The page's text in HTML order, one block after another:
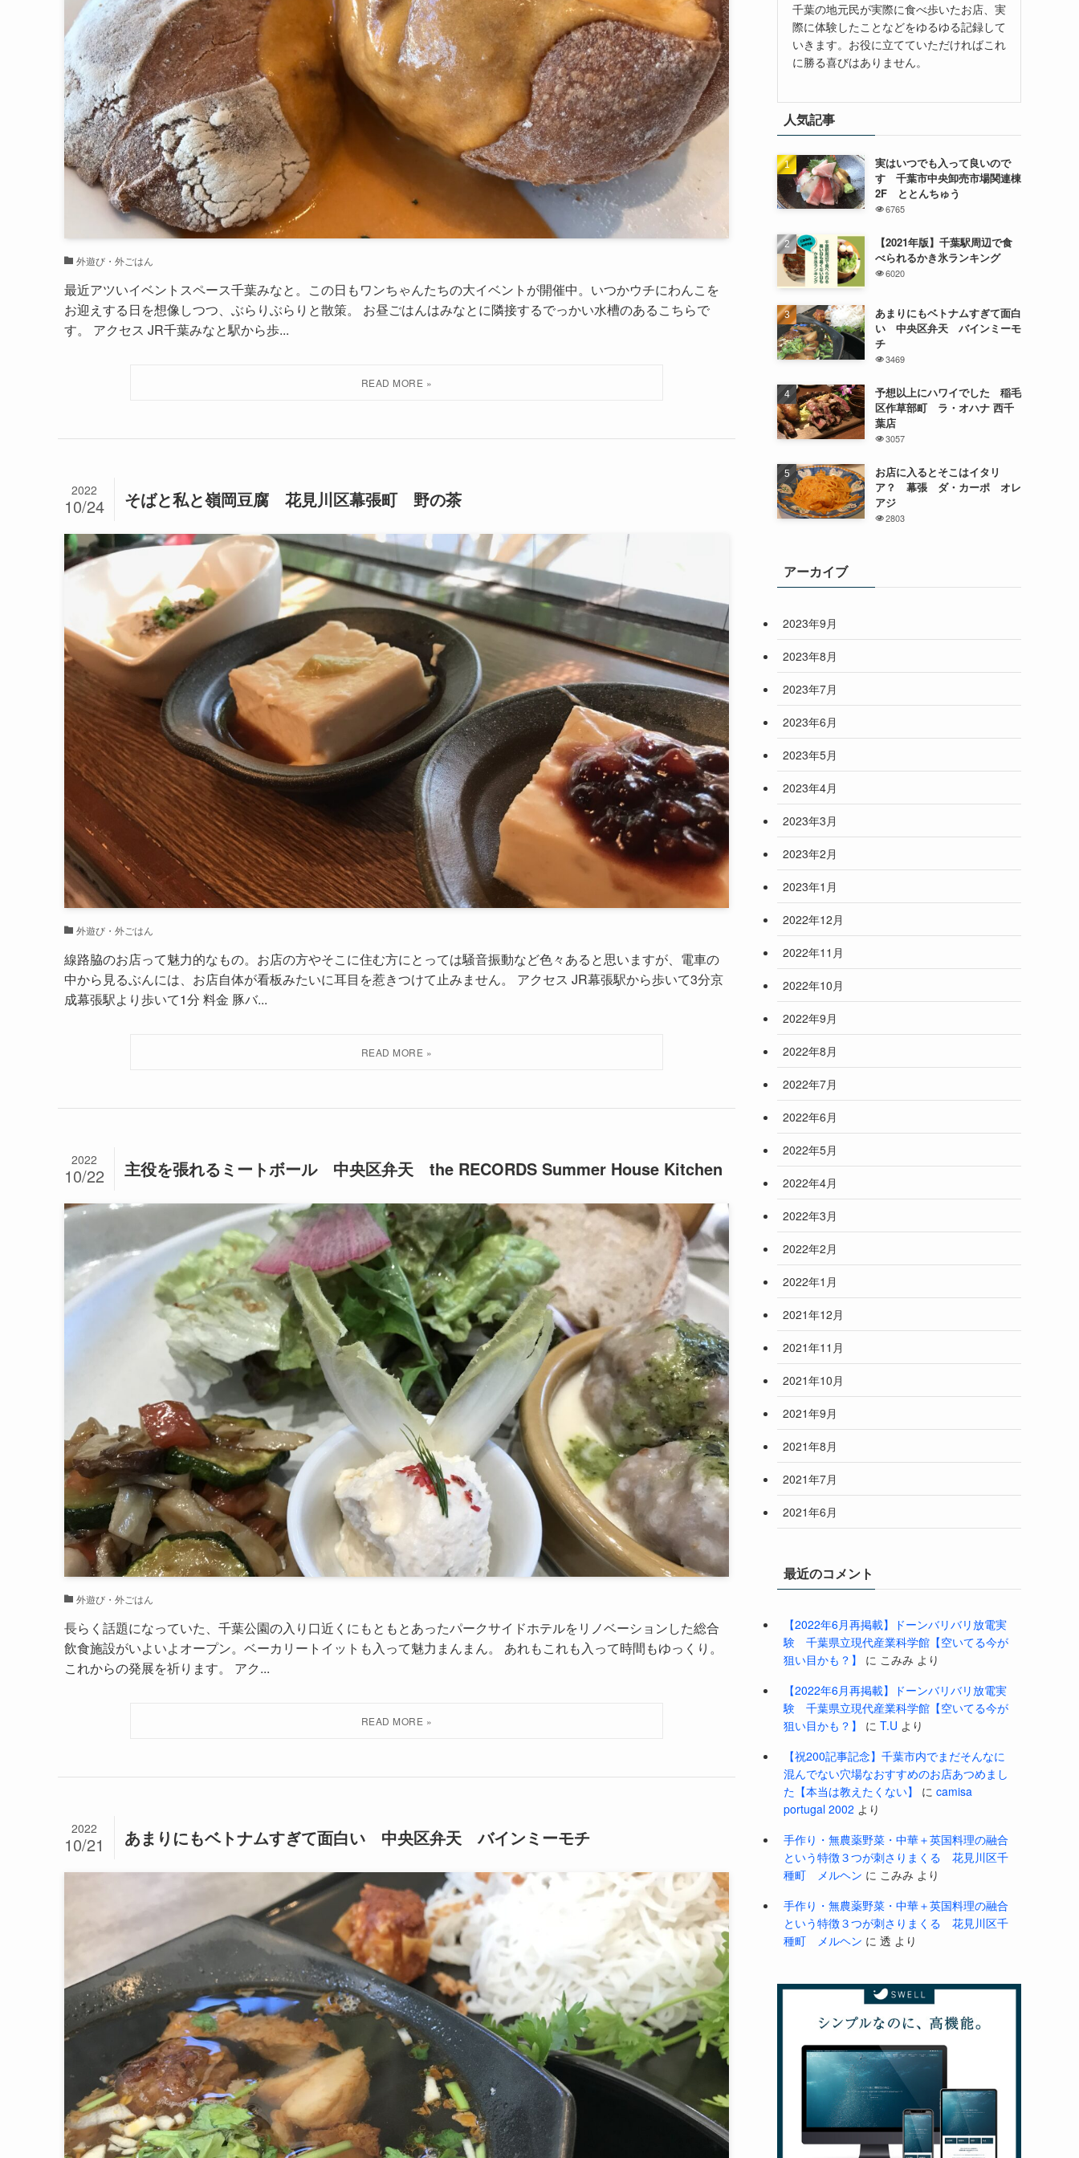
外遊び・外ごはん
最近アツいイベントスペース千葉みなと。この日もワンちゃんたちの大イベントが開催中。いつかウチにわんこを
お迎えする日を想像しつつ、ぶらりぶらりと散策。 お昼ごはんはみなとに隣接するでっかい水槽のあるこちらで
す。 アクセス JR千葉みなと駅から歩...
そばと私と嶺岡豆腐 花見川区幕張町 野の茶
2022
10/24
外遊び・外ごはん
線路脇のお店って魅力的なもの。お店の方やそこに住む方にとっては騒音振動など色々あると思いますが、電車の
中から見るぶんには、お店自体が看板みたいに耳目を惹きつけて止みません。 アクセス JR幕張駅から歩いて3分京
成幕張駅より歩いて1分 料金 豚バ...
主役を張れるミートボール 中央区弁天 the RECORDS Summer House Kitchen
2022
10/22
外遊び・外ごはん
長らく話題になっていた、千葉公園の入り口近くにもともとあったパークサイドホテルをリノベーションした総合
飲食施設がいよいよオープン。ベーカリートイットも入って魅力まんまん。 あれもこれも入って時間もゆっくり。
これからの発展を祈ります。 アク...
あまりにもベトナムすぎて面白い 中央区弁天 バインミーモチ
2022
10/21
千葉の地元民が実際に食べ歩いたお店、実
際に体験したことなどをゆるゆる記録して
いきます。お役に立てていただければこれ
に勝る喜びはありません。
人気記事
実はいつでも入って良いので
す 千葉市中央卸売市場関連棟
2F ととんちゅう
6765
【2021年版】千葉駅周辺で食
べられるかき氷ランキング
6020
あまりにもベトナムすぎて面白
い 中央区弁天 バインミーモ
チ
3469
予想以上にハワイでした 稲毛
区作草部町 ラ・オハナ 西千
葉店
3057
お店に入るとそこはイタリ
ア？ 幕張 ダ・カーポ オレ
アジ
2803
アーカイブ
2023年9月
2023年8月
2023年7月
2023年6月
2023年5月
2023年4月
2023年3月
2023年2月
2023年1月
2022年12月
2022年11月
2022年10月
2022年9月
2022年8月
2022年7月
2022年6月
2022年5月
2022年4月
2022年3月
2022年2月
2022年1月
2021年12月
2021年11月
2021年10月
2021年9月
2021年8月
2021年7月
2021年6月
最近のコメント
【2022年6月再掲載】ドーンバリバリ放電実
験 千葉県立現代産業科学館【空いてる今が
狙い目かも？】
に こみみ より
【2022年6月再掲載】ドーンバリバリ放電実
験 千葉県立現代産業科学館【空いてる今が
狙い目かも？】
に T.U より
【祝200記事記念】千葉市内でまだそんなに
混んでない穴場なおすすめのお店あつめまし
た【本当は教えたくない】
に camisa
portugal 2002 より
手作り・無農薬野菜・中華＋英国料理の融合
という特徴３つが刺さりまくる 花見川区千
種町 メルヘン に こみみ より
手作り・無農薬野菜・中華＋英国料理の融合
という特徴３つが刺さりまくる 花見川区千
種町 メルヘン に 透 より